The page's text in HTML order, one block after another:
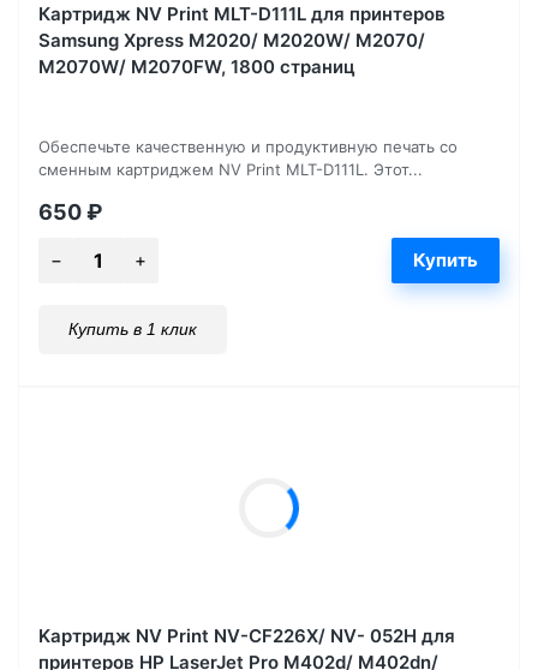
Картридж NV Print MLT-D111L для принтеров
Samsung Xpress M2020/ M2020W/ M2070/
M2070W/ M2070FW, 1800 страниц
Обеспечьте качественную и продуктивную печать со
сменным картриджем NV Print MLT-D111L. Этот...
650₽
Купить в 1 клик
Kартридж NV Print NV-CF226X/ NV- 052H для
принтеров HP LaserJet Pro M402d/ M402dn/